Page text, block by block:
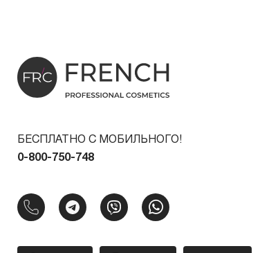
БЕСПЛАТНО С МОБИЛЬНОГО!
0-800-750-748